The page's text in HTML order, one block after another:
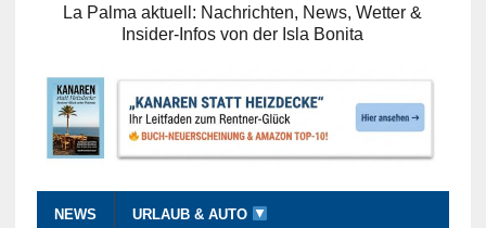
La Palma aktuell: Nachrichten, News, Wetter &
Insider-Infos von der Isla Bonita
NEWS URLAUB & AUTO